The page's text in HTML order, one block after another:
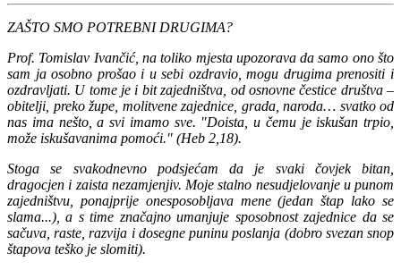
ZAŠTO SMO POTREBNI DRUGIMA?
Prof. Tomislav Ivančić, na toliko mjesta upozorava da samo ono što
sam ja osobno prošao i u sebi ozdravio, mogu drugima prenositi i
ozdravljati. U tome je i bit zajedništva, od osnovne čestice društva –
obitelji, preko župe, molitvene zajednice, grada, naroda… svatko od
nas ima nešto, a svi imamo sve. "Doista, u čemu je iskušan trpio,
može iskušavanima pomoći." (Heb 2,18).
Stoga se svakodnevno podsjećam da je svaki čovjek bitan,
dragocjen i zaista nezamjenjiv. Moje stalno nesudjelovanje u punom
zajedništvu, ponajprije onesposobljava mene (jedan štap lako se
slama...), a s time značajno umanjuje sposobnost zajednice da se
sačuva, raste, razvija i dosegne puninu poslanja (dobro svezan snop
štapova teško je slomiti).